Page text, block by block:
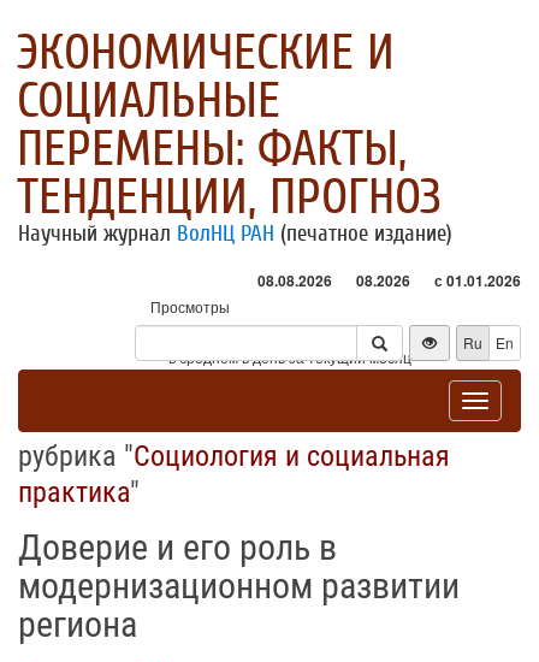
ЭКОНОМИЧЕСКИЕ И
СОЦИАЛЬНЫЕ
ПЕРЕМЕНЫ: ФАКТЫ,
ТЕНДЕНЦИИ, ПРОГНОЗ
Научный журнал ВолНЦ РАН (печатное издание)
08.08.2026 08.2026 с 01.01.2026
Просмотры
Посетители
* - в среднем в день за текущий месяц
Ru En
Toggle
рубрика "Социология и социальная
практика"
Доверие и его роль в
модернизационном развитии
региона